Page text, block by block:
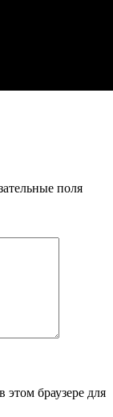
поля
этом браузере для